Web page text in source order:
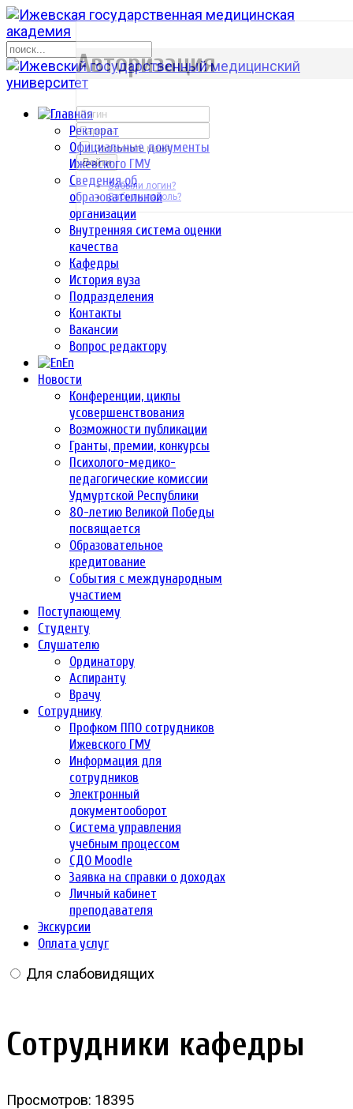
Ректорат
Официальные документы
Ижевского ГМУ
Сведения об
образовательной
организации
Внутренняя система оценки
качества
Кафедры
История вуза
Подразделения
Контакты
Вакансии
Вопрос редактору
En
Новости
Конференции, циклы
усовершенствования
Возможности публикации
Гранты, премии, конкурсы
Психолого-медико-
педагогические комиссии
Удмуртской Республики
80-летию Великой Победы
посвящается
Образовательное
кредитование
События с международным
участием
Поступающему
Студенту
Слушателю
Ординатору
Аспиранту
Врачу
Сотруднику
Профком ППО сотрудников
Ижевского ГМУ
Информация для
сотрудников
Электронный
документооборот
Система управления
учебным процессом
СДО Moodle
Заявка на справки о доходах
Личный кабинет
преподавателя
Экскурсии
Оплата услуг
Для слабовидящих
Сотрудники кафедры
Просмотров: 18395
р
Авторизация
Запомнить меня
Войти
Забыли логин?
Забыли пароль?